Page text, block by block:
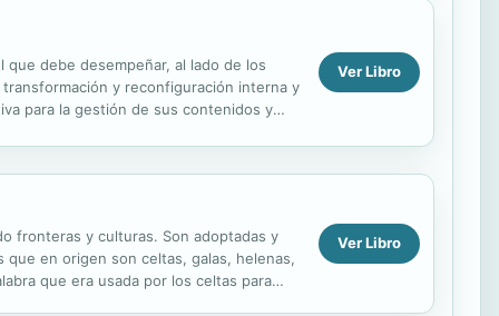
debe desempeñar, al lado de los
y reconfiguración interna y
para la gestión de sus contenidos y
Ver Libro
fronteras y culturas. Son adoptadas y
en origen son celtas, galas, helenas,
que era usada por los celtas para
Ver Libro